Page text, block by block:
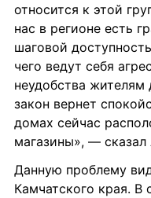
относится к этой
нас в регионе есть
шаговой
чего ведут себя
неудобства
закон вернет
домах сейчас
магазины», — сказал
Данную проблему
Камчатского края. В